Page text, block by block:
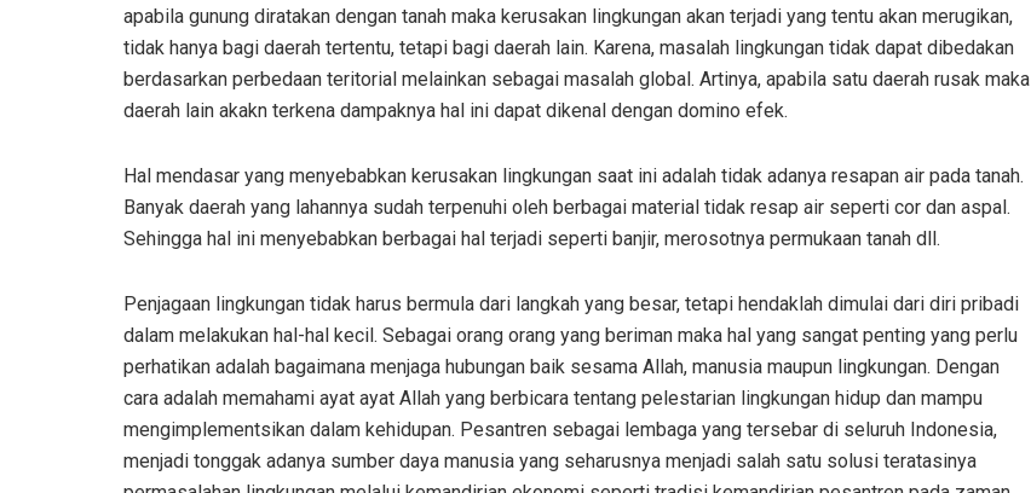
apabila gunung diratakan dengan tanah maka kerusakan lingkungan akan terjadi yang tentu akan merugikan,
tidak hanya bagi daerah tertentu, tetapi bagi daerah lain. Karena, masalah lingkungan tidak dapat dibedakan
berdasarkan perbedaan teritorial melainkan sebagai masalah global. Artinya, apabila satu daerah rusak maka
daerah lain akakn terkena dampaknya hal ini dapat dikenal dengan domino efek.
Hal mendasar yang menyebabkan kerusakan lingkungan saat ini adalah tidak adanya resapan air pada tanah.
Banyak daerah yang lahannya sudah terpenuhi oleh berbagai material tidak resap air seperti cor dan aspal.
Sehingga hal ini menyebabkan berbagai hal terjadi seperti banjir, merosotnya permukaan tanah dll.
Penjagaan lingkungan tidak harus bermula dari langkah yang besar, tetapi hendaklah dimulai dari diri pribadi
dalam melakukan hal-hal kecil. Sebagai orang orang yang beriman maka hal yang sangat penting yang perlu
perhatikan adalah bagaimana menjaga hubungan baik sesama Allah, manusia maupun lingkungan. Dengan
cara adalah memahami ayat ayat Allah yang berbicara tentang pelestarian lingkungan hidup dan mampu
mengimplementsikan dalam kehidupan. Pesantren sebagai lembaga yang tersebar di seluruh Indonesia,
menjadi tonggak adanya sumber daya manusia yang seharusnya menjadi salah satu solusi teratasinya